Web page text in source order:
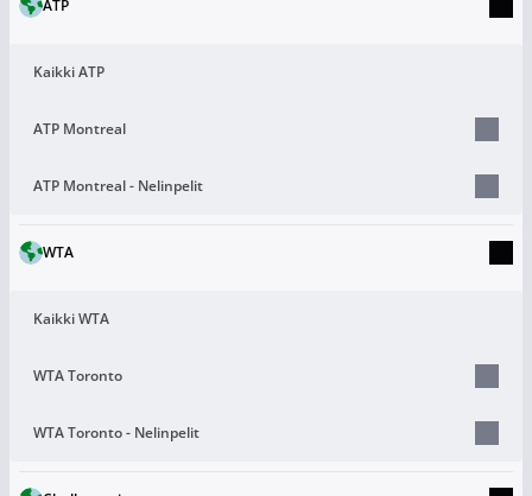
ATP
Kaikki ATP
ATP Montreal
ATP Montreal - Nelinpelit
WTA
Kaikki WTA
WTA Toronto
WTA Toronto - Nelinpelit